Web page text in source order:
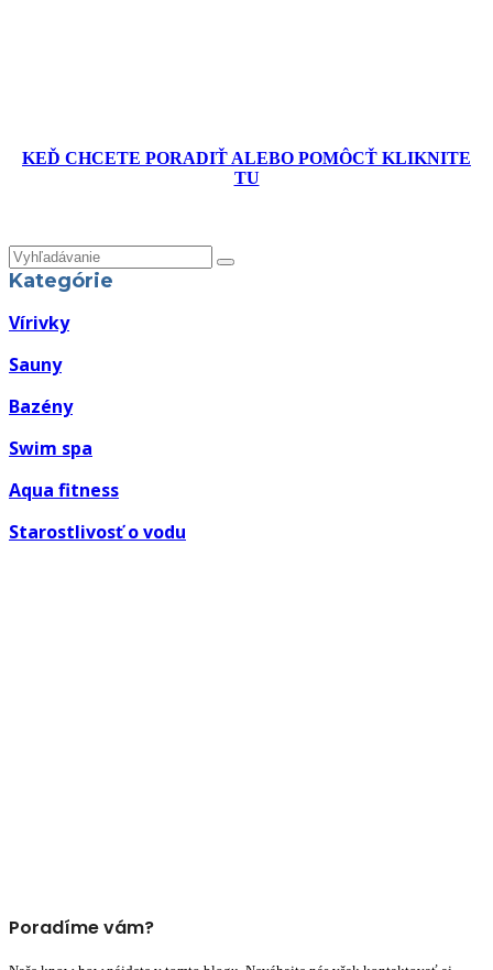
KEĎ CHCETE PORADIŤ ALEBO POMÔCŤ KLIKNITE
TU
Kategórie
Vírivky
Sauny
Bazény
Swim spa
Aqua fitness
Starostlivosť o vodu
Poradíme vám?